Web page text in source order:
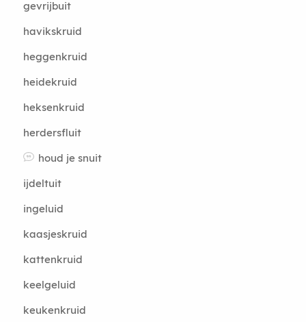
gevrijbuit
havikskruid
heggenkruid
heidekruid
heksenkruid
herdersfluit
houd je snuit
ijdeltuit
ingeluid
kaasjeskruid
kattenkruid
keelgeluid
keukenkruid